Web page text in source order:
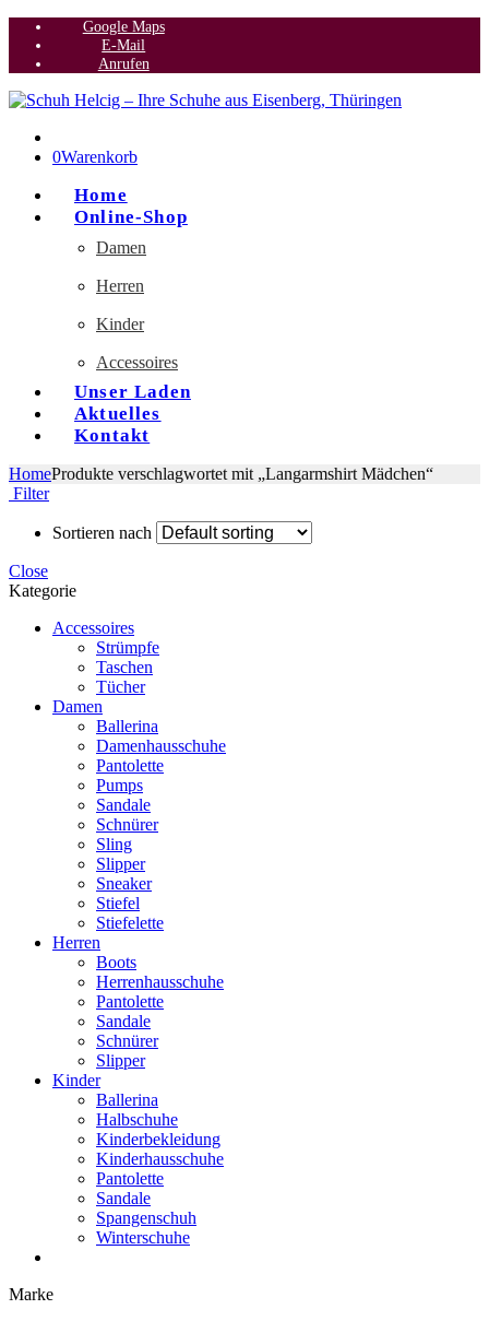
Google Maps
E-Mail
Anrufen
0Warenkorb
Home
Online-Shop
Damen
Herren
Kinder
Accessoires
Unser Laden
Aktuelles
Kontakt
HomeProdukte verschlagwortet mit „Langarmshirt Mädchen“
Filter
Sortieren nach
Close
Kategorie
Accessoires
Strümpfe
Taschen
Tücher
Damen
Ballerina
Damenhausschuhe
Pantolette
Pumps
Sandale
Schnürer
Sling
Slipper
Sneaker
Stiefel
Stiefelette
Herren
Boots
Herrenhausschuhe
Pantolette
Sandale
Schnürer
Slipper
Kinder
Ballerina
Halbschuhe
Kinderbekleidung
Kinderhausschuhe
Pantolette
Sandale
Spangenschuh
Winterschuhe
Marke